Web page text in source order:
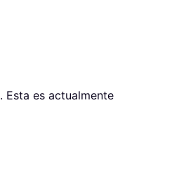
. Esta es actualmente